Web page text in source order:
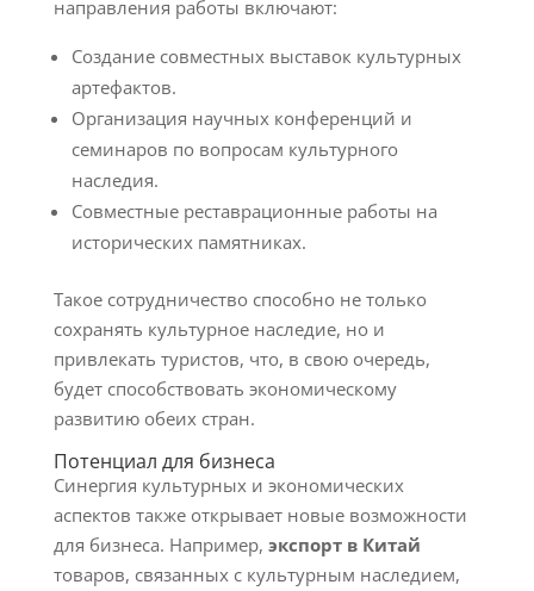
направления работы включают:
Создание совместных выставок культурных
артефактов.
Организация научных конференций и
семинаров по вопросам культурного
наследия.
Совместные реставрационные работы на
исторических памятниках.
Такое сотрудничество способно не только
сохранять культурное наследие, но и
привлекать туристов, что, в свою очередь,
будет способствовать экономическому
развитию обеих стран.
Потенциал для бизнеса
Синергия культурных и экономических
аспектов также открывает новые возможности
для бизнеса. Например, экспорт в Китай
товаров, связанных с культурным наследием,